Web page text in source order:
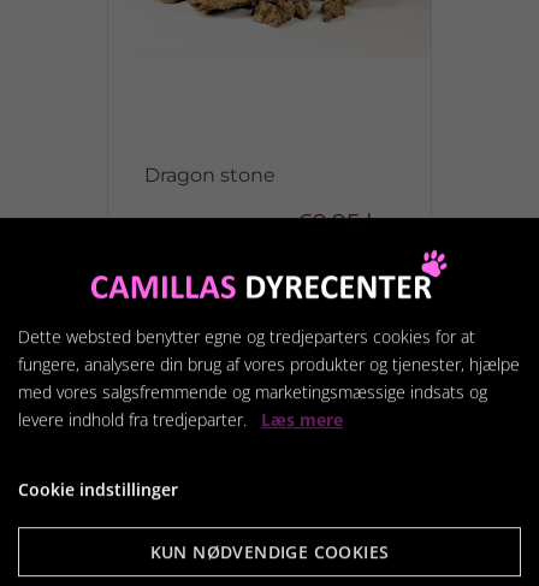
Dragon stone
69,95 kr.
Dette websted benytter egne og tredjeparters cookies for at
fungere, analysere din brug af vores produkter og tjenester, hjælpe
med vores salgsfremmende og marketingsmæssige indsats og
levere indhold fra tredjeparter. Læs mere
Cookie indstillinger
KUN NØDVENDIGE COOKIES